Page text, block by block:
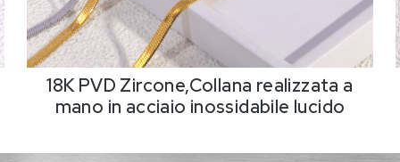
18K PVD Zircone,Collana realizzata a
mano in acciaio inossidabile lucido